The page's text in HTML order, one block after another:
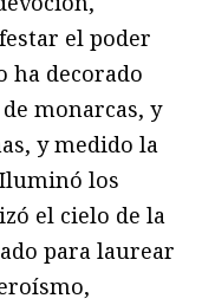
el poder
ha decorado
monarcas, y
y medido la
los
el cielo de la
para laurear